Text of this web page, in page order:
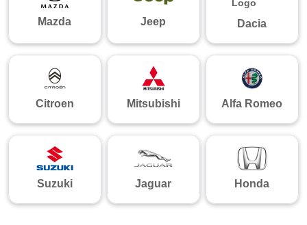
Mazda Jeep Dacia
Citroen Mitsubishi Alfa Romeo
Suzuki Jaguar Honda